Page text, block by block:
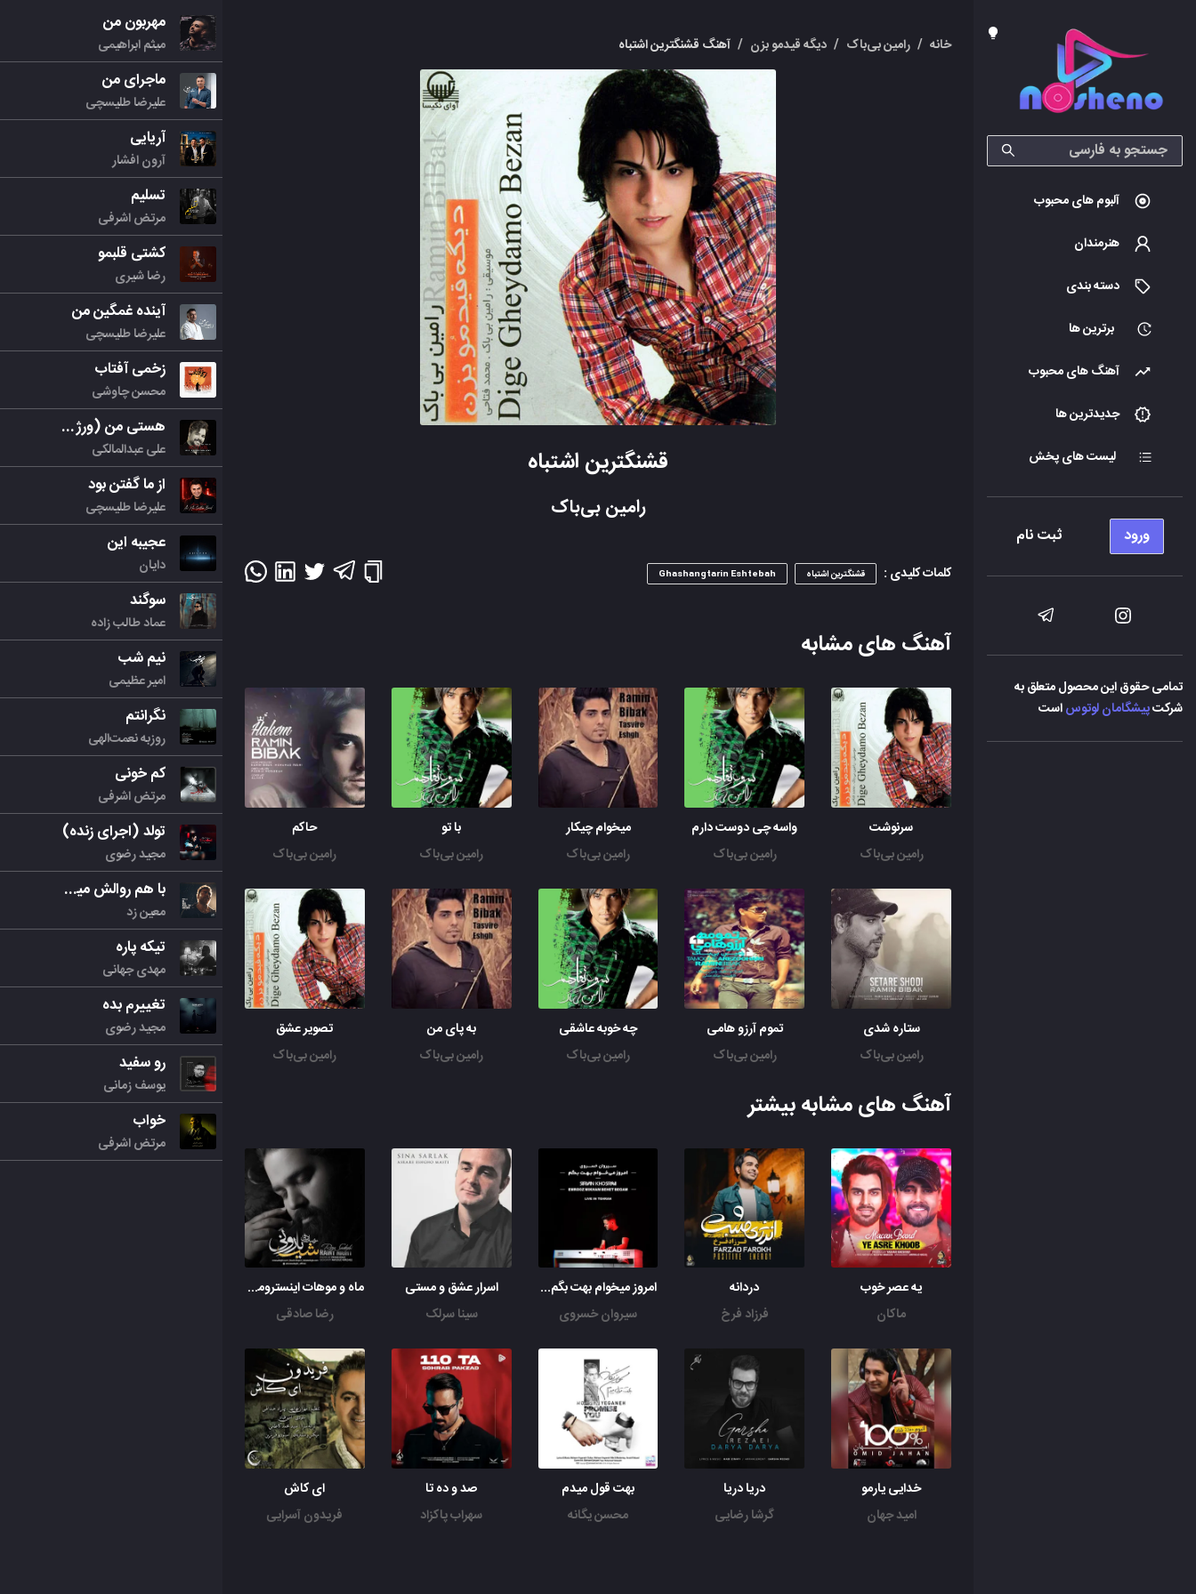
آلبوم های محبوب
هنرمندان
دسته بندی
برترین ها
آهنگ های محبوب
جدیدترین ها
لیست های پخش
ورود ثبت نام
تمامی حقوق این محصول متعلق به
شرکتپیشگامان لوتوساست
خانه / رامین بی‌باک / دیگه قیدمو بزن / آهنگ قشنگترین اشتباه
قشنگترین اشتباه
رامین بی‌باک
کلمات کلیدی : قشنگترین اشتباه Ghashangtarin Eshtebah
آهنگ های مشابه
سرنوشت
رامین بی‌باک
واسه چی دوست دارم
رامین بی‌باک
میخوام چیکار
رامین بی‌باک
با تو
رامین بی‌باک
حاکم
رامین بی‌باک
ستاره شدی
رامین بی‌باک
تموم آرزو هامی
رامین بی‌باک
چه خوبه عاشقی
رامین بی‌باک
به پای من
رامین بی‌باک
تصویر عشق
رامین بی‌باک
آهنگ های مشابه بیشتر
یه عصر خوب
ماکان
دردانه
فرزاد فرخ
امروز میخوام بهت بگم اجرای زنده
سیروان خسروی
اسرار عشق و مستی
سینا سرلک
ماه و موهات اینسترومنتال
رضا صادقی
خدایی یارمو
امید جهان
دریا دریا
گرشا رضایی
بهت قول میدم
محسن یگانه
صد و ده تا
سهراب پاکزاد
ای کاش
فریدون آسرایی
مهربون من
میثم ابراهیمی
ماجرای من
علیرضا طلیسچی
آریایی
آرون افشار
تسلیم
مرتض اشرفی
کشتی قلبمو
رضا شیری
آینده غمگین من
علیرضا طلیسچی
زخمی آفتاب
محسن چاوشی
هستی من (ورژن جدید)
علی عبدالمالکی
از ما گفتن بود
علیرضا طلیسچی
عجیبه این
دایان
سوگند
عماد طالب زاده
نیم شب
امیر عظیمی
نگرانتم
روزبه نعمت‌الهی
کم خونی
مرتض اشرفی
تولد (اجرای زنده)
مجید رضوی
با هم روالش میکنیم
معین زد
تیکه پاره
مهدی جهانی
تغییرم بده
مجید رضوی
رو سفید
یوسف زمانی
خواب
مرتض اشرفی